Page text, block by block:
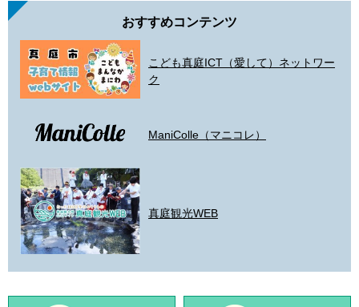
おすすめコンテンツ
こども真庭ICT（愛して）ネットワー
ク
ManiColle（マニコレ）
真庭観光WEB